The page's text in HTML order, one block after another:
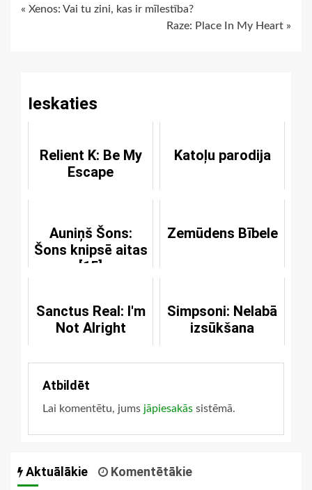
Continue
« Xenos: Vai tu zini, kas ir mīlestība?
Raze: Place In My Heart »
Ieskaties
Relient K: Be My
Escape
Katoļu parodija
Auniņš Šons:
Šons knipsē aitas
[15]
Zemūdens Bībele
Sanctus Real: I'm
Not Alright
Simpsoni: Nelabā
izsūkšana
Atbildēt
Lai komentētu, jums jāpiesakās sistēmā.
Aktuālākie Komentētākie